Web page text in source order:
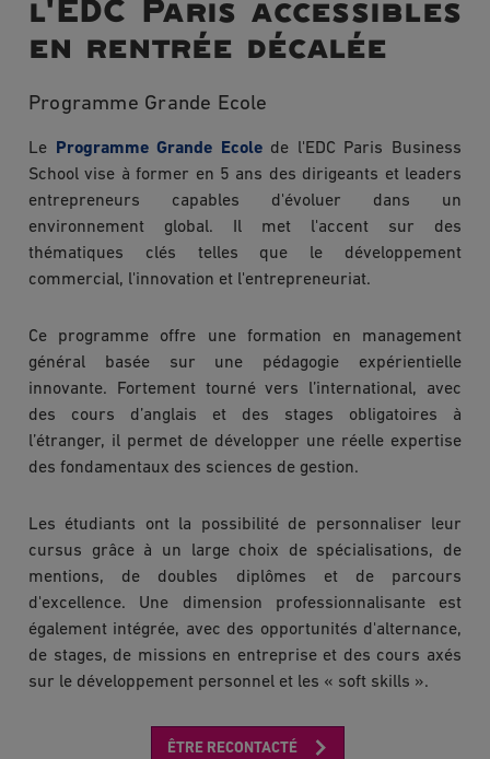
l'EDC Paris accessibles
en rentrée décalée
Programme Grande Ecole
Le Programme Grande Ecolede l'EDC Paris Business
School vise à former en 5 ans des dirigeants et leaders
entrepreneurs capables d'évoluer dans un
environnement global. Il met l'accent sur des
thématiques clés telles que le développement
commercial, l'innovation et l'entrepreneuriat.
Ce programme offre une formation en management
général basée sur une pédagogie expérientielle
innovante. Fortement tourné vers l’international, avec
des cours d’anglais et des stages obligatoires à
l’étranger, il permet de développer une réelle expertise
des fondamentaux des sciences de gestion.
Les étudiants ont la possibilité de personnaliser leur
cursus grâce à un large choix de spécialisations, de
mentions, de doubles diplômes et de parcours
d'excellence. Une dimension professionnalisante est
également intégrée, avec des opportunités d'alternance,
de stages, de missions en entreprise et des cours axés
sur le développement personnel et les « soft skills ».
ÊTRE RECONTACTÉ